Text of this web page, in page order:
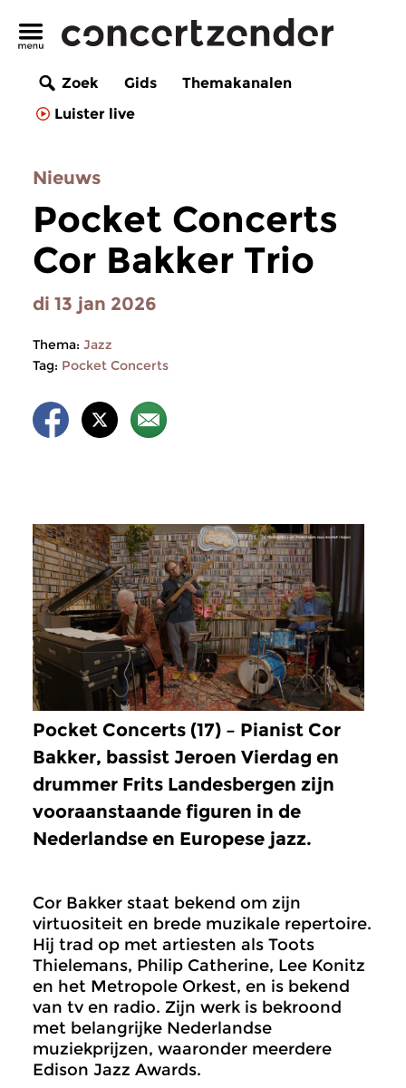
Zoek Gids
Themakanalen
Luister live
Nieuws
Pocket Concerts
Cor Bakker Trio
di 13 jan 2026
Thema: Jazz
Tag: Pocket Concerts
Pocket Concerts (17) – Pianist Cor
Bakker, bassist Jeroen Vierdag en
drummer Frits Landesbergen zijn
vooraanstaande figuren in de
Nederlandse en Europese jazz.
Cor Bakker staat bekend om zijn
virtuositeit en brede muzikale repertoire.
Hij trad op met artiesten als Toots
Thielemans, Philip Catherine, Lee Konitz
en het Metropole Orkest, en is bekend
van tv en radio. Zijn werk is bekroond
met belangrijke Nederlandse
muziekprijzen, waaronder meerdere
Edison Jazz Awards.